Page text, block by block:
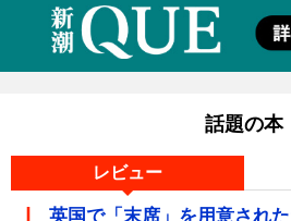
話題の本
レビュー
英国で「末席」を用意され